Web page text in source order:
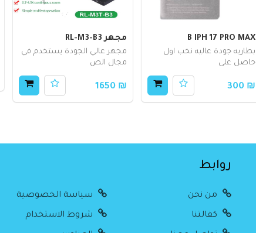
B IPH 17 PRO MAX
بطاريه جودة عاليه نخب اول
حاصل على
₪ 300
مجهر RL-M3-B3
مجهر عالي الجودة يستخدم في
مجال الص
₪ 1650
روابط
من نحن سياسة الخصوصية
كفالتنا شروط الاستخدام